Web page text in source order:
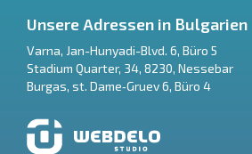
$
Unsere Adressen in Bulgarien
Varna, Jan-Hunyadi-Blvd. 6, Büro 5
Stadium Quarter, 34, 8230, Nessebar
Burgas, st. Dame‑Gruev 6, Büro 4